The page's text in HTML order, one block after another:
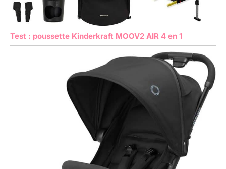
Test : poussette Kinderkraft MOOV2 AIR 4 en 1